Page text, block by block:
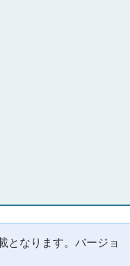
となります。バージョ